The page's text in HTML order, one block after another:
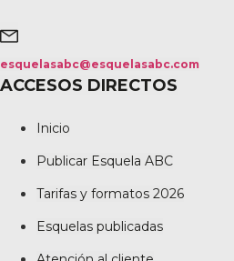
esquelasabc@esquelasabc.com
ACCESOS DIRECTOS
Inicio
Publicar Esquela ABC
Tarifas y formatos 2026
Esquelas publicadas